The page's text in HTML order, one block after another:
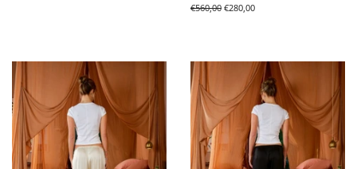
Normale
€560,00 Aanbiedingsprijs
€280,00